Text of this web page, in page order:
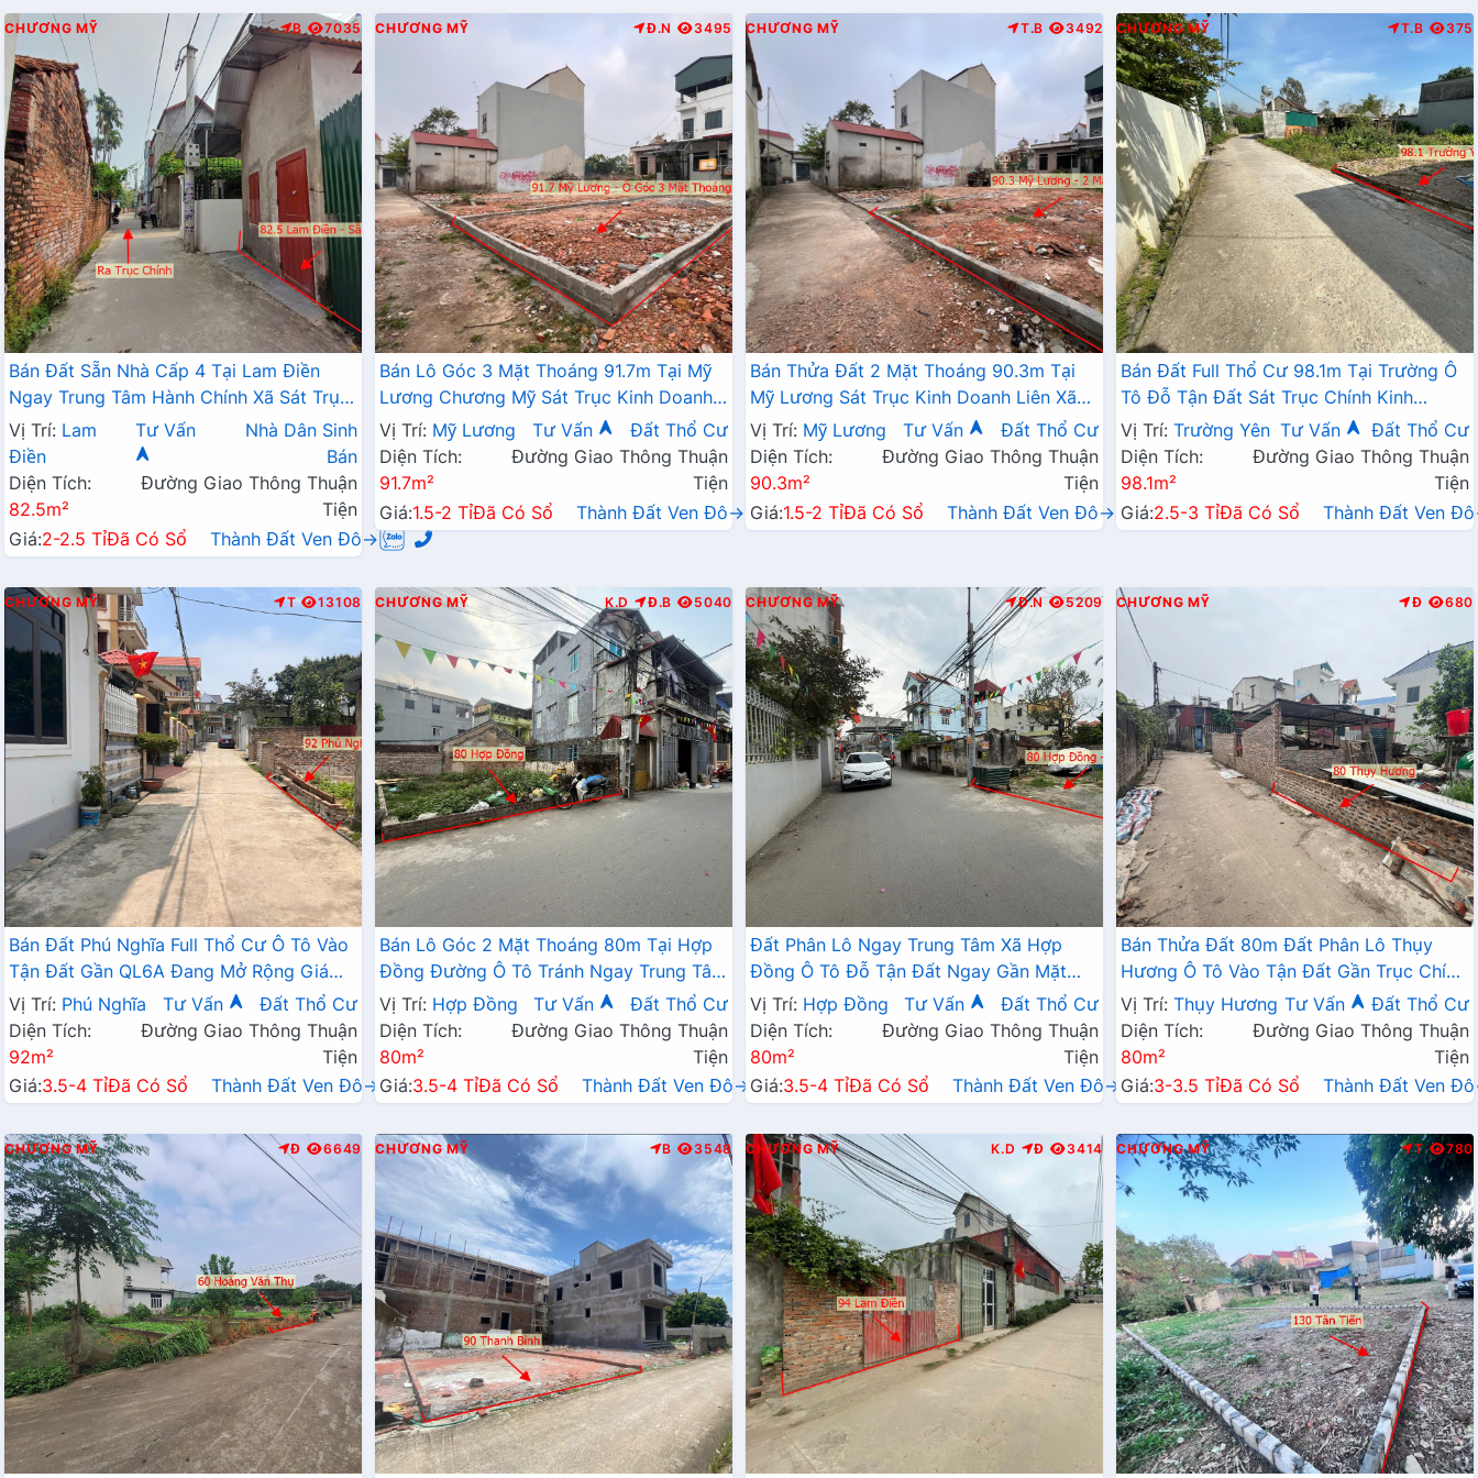
CHƯƠNG MỸ B 7035
Bán Đất Sẵn Nhà Cấp 4 Tại Lam Điền
Ngay Trung Tâm Hành Chính Xã Sát Trục
Kinh Doanh Giá Chỉ Hơn 2 Tỷ
Vị Trí: Lam
Điền
Tư Vấn
Nhà Dân Sinh
Bán
Diện Tích:
82.5m²
Đường Giao Thông Thuận
Tiện
Giá:2-2.5 TỉĐã Có Sổ Thành Đất Ven Đô→
CHƯƠNG MỸ Đ.N 3495
Bán Lô Góc 3 Mặt Thoáng 91.7m Tại Mỹ
Lương Chương Mỹ Sát Trục Kinh Doanh -
Đất Phân Lô Mỹ Lương Chương Mỹ
Vị Trí: Mỹ Lương Tư Vấn
Đất Thổ Cư
Diện Tích:
91.7m²
Đường Giao Thông Thuận
Tiện
Giá:1.5-2 TỉĐã Có Sổ Thành Đất Ven Đô→
CHƯƠNG MỸ T.B 3492
Bán Thửa Đất 2 Mặt Thoáng 90.3m Tại
Mỹ Lương Sát Trục Kinh Doanh Liên Xã
Giá Chỉ Hơn Tỷ
Vị Trí: Mỹ Lương Tư Vấn
Đất Thổ Cư
Diện Tích:
90.3m²
Đường Giao Thông Thuận
Tiện
Giá:1.5-2 TỉĐã Có Sổ Thành Đất Ven Đô→
CHƯƠNG MỸ T.B 375
Bán Đất Full Thổ Cư 98.1m Tại Trường Ô
Tô Đỗ Tận Đất Sát Trục Chính Kinh
Doanh Giá Chỉ Hơn 2 Tỷ
Vị Trí: Trường Yên Tư Vấn
Đất Thổ Cư
Diện Tích:
98.1m²
Đường Giao Thông Thuận
Tiện
Giá:2.5-3 TỉĐã Có Sổ Thành Đất Ven
CHƯƠNG MỸ T 13108
Bán Đất Phú Nghĩa Full Thổ Cư Ô Tô Vào
Tận Đất Gần QL6A Đang Mở Rộng Giá
Chỉ Vài Tỷ
Vị Trí: Phú Nghĩa Tư Vấn
Đất Thổ Cư
Diện Tích:
92m²
Đường Giao Thông Thuận
Tiện
Giá:3.5-4 TỉĐã Có Sổ Thành Đất Ven Đô→
CHƯƠNG MỸ K.D Đ.B 5040
Bán Lô Góc 2 Mặt Thoáng 80m Tại Hợp
Đồng Đường Ô Tô Tránh Ngay Trung Tâm
Hành Chính Xã Gần Đường TL419
Vị Trí: Hợp Đồng Tư Vấn
Đất Thổ Cư
Diện Tích:
80m²
Đường Giao Thông Thuận
Tiện
Giá:3.5-4 TỉĐã Có Sổ Thành Đất Ven Đô→
CHƯƠNG MỸ Đ.N 5209
Đất Phân Lô Ngay Trung Tâm Xã Hợp
Đồng Ô Tô Đỗ Tận Đất Ngay Gần Mặt
Đường Kinh Doanh TL419
Vị Trí: Hợp Đồng Tư Vấn
Đất Thổ Cư
Diện Tích:
80m²
Đường Giao Thông Thuận
Tiện
Giá:3.5-4 TỉĐã Có Sổ Thành Đất Ven Đô→
CHƯƠNG MỸ Đ 680
Bán Thửa Đất 80m Đất Phân Lô Thụy
Hương Ô Tô Vào Tận Đất Gần Trục Chính
Kinh Doanh Liên Huyện
Vị Trí: Thụy Hương Tư Vấn
Đất Thổ Cư
Diện Tích:
80m²
Đường Giao Thông Thuận
Tiện
Giá:3-3.5 TỉĐã Có Sổ Thành Đất Ven
CHƯƠNG MỸ Đ 6649 CHƯƠNG MỸ B 3548 CHƯƠNG MỸ K.D Đ 3414 CHƯƠNG MỸ T 780